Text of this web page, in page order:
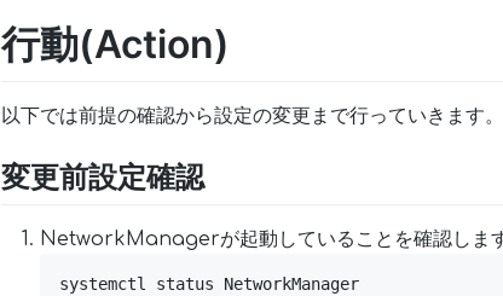
行動(Action)
以下では前提の確認から設定の変更まで行っていきます。
変更前設定確認
NetworkManagerが起動していることを確認します
systemctl status NetworkManager